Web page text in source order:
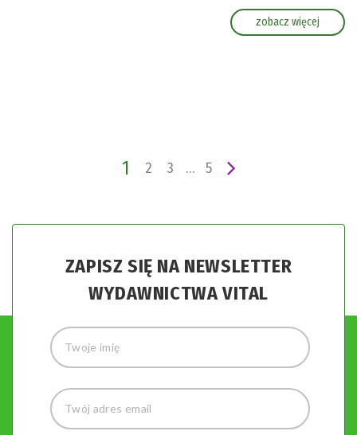
zobacz więcej
1 2 3 … 5
ZAPISZ SIĘ NA NEWSLETTER
WYDAWNICTWA VITAL